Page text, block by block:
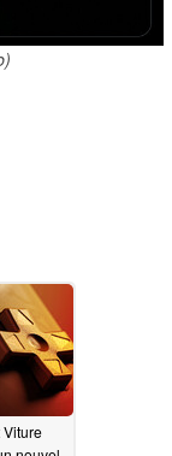
Viture